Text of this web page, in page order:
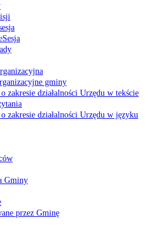
gminy
zakresie działalności Urzędu w tekście
zakresie działalności Urzędu w języku
Gminy
przez Gminę